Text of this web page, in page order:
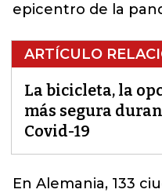
epicentro de la
ARTÍCULO
La bicicleta, la
más segura
Covid-19
En Alemania, 133